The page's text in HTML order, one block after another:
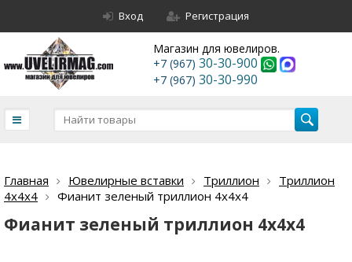
Вход Регистрация
Магазин для ювелиров.
+7 (967) 30-30-900
+7 (967) 30-30-990
Главная Ювелирные вставки Триллион
Триллион
4х4х4
Фианит зеленый триллион 4х4х4
Фианит зеленый триллион 4х4х4